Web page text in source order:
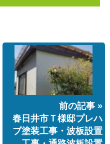
前の記事 »
春日井市Ｔ様邸プレハ
ブ塗装工事・波板設置